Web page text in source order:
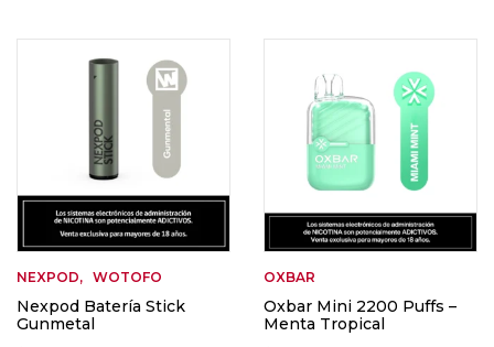
NEXPOD WOTOFO
Nexpod Batería Stick
Gunmetal
OXBAR
Oxbar Mini 2200 Puffs –
Menta Tropical